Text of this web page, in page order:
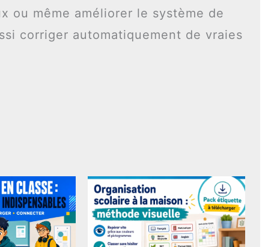
ou même améliorer le système de
corriger automatiquement de vraies